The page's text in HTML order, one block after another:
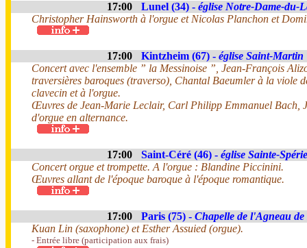
17:00 Lunel (34) - église Notre-Dame-du-
Christopher Hainsworth à l'orgue et Nicolas Planchon et
17:00 Kintzheim (67) - église Saint-Martin
Concert avec l'ensemble ” la Messinoise ”, Jean-François
traversières baroques (traverso), Chantal Baeumler à la viole
clavecin et à l'orgue.
Œuvres de Jean-Marie Leclair, Carl Philipp Emmanuel Bach,
d'orgue en alternance.
17:00 Saint-Céré (46) - église Sainte-Spérie
Concert orgue et trompette. A l'orgue : Blandine Piccinini.
Œuvres allant de l'époque baroque à l'époque romantique.
17:00 Paris (75) - Chapelle de l'Agneau
Kuan Lin (saxophone) et Esther Assuied (orgue).
- Entrée libre (participation aux frais)